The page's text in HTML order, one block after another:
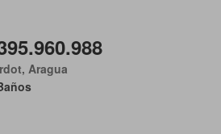
Aragua